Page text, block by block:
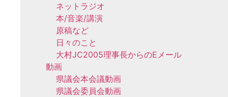
ネットラジオ
本/音楽/講演
原稿など
日々のこと
大村JC2005理事長からのEメール
動画
県議会本会議動画
県議会委員会動画